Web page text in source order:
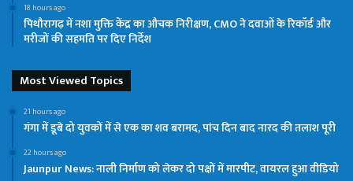
18 hours ago
पिथौरागढ़ में नशा मुक्ति केंद्र का औचक निरीक्षण, CMO ने दवाओं के रिकॉर्ड और
मरीजों की सहमति पर दिए निर्देश
Most Viewed Topics
21 hours ago
गंगा में डूबे दो युवकों में से एक का शव बरामद, पांच दिन बाद नारद की तलाश पूरी
22 hours ago
Jaunpur News: नाली निर्माण को लेकर दो पक्षों में मारपीट, वायरल हुआ वीडियो